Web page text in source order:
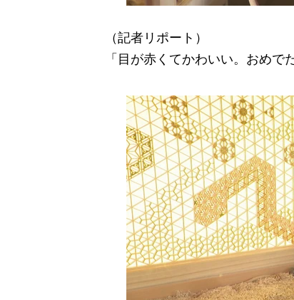
（記者リポート）
「目が赤くてかわいい。おめで